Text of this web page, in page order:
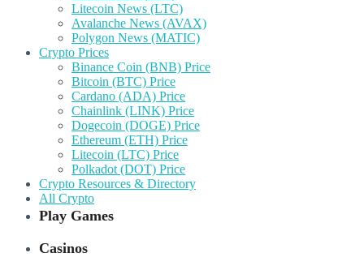
Litecoin News (LTC)
Avalanche News (AVAX)
Polygon News (MATIC)
Crypto Prices
Binance Coin (BNB) Price
Bitcoin (BTC) Price
Cardano (ADA) Price
Chainlink (LINK) Price
Dogecoin (DOGE) Price
Ethereum (ETH) Price
Litecoin (LTC) Price
Polkadot (DOT) Price
Crypto Resources & Directory
All Crypto
Play Games
Casinos